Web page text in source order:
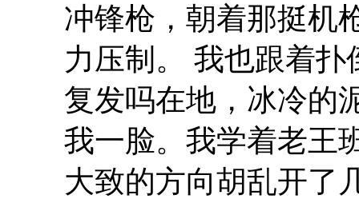
冲锋枪，朝着那挺机
力压制。 我也跟着扑
复发吗在地，冰冷的
我一脸。我学着老王
大致的方向胡乱开了